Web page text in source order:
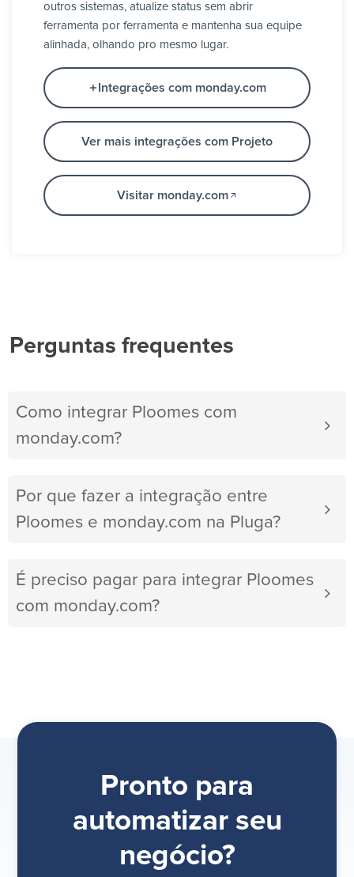
outros sistemas, atualize status sem abrir
ferramenta por ferramenta e mantenha sua equipe
alinhada, olhando pro mesmo lugar.
Integrações com monday.com
Ver mais integrações com Projeto
Visitar monday.com
Perguntas frequentes
Como integrar Ploomes com
monday.com?
Por que fazer a integração entre
Ploomes e monday.com na Pluga?
É preciso pagar para integrar Ploomes
com monday.com?
Pronto para
automatizar seu
negócio?